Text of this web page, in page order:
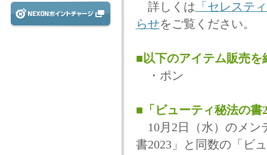
詳しくは 「セレステ
らせをご覧ください。
■以下のアイテム販売を
・ポン
■「ビューティ秘法の書
10月2日（水）のメン
書2023」と同数の「ビ